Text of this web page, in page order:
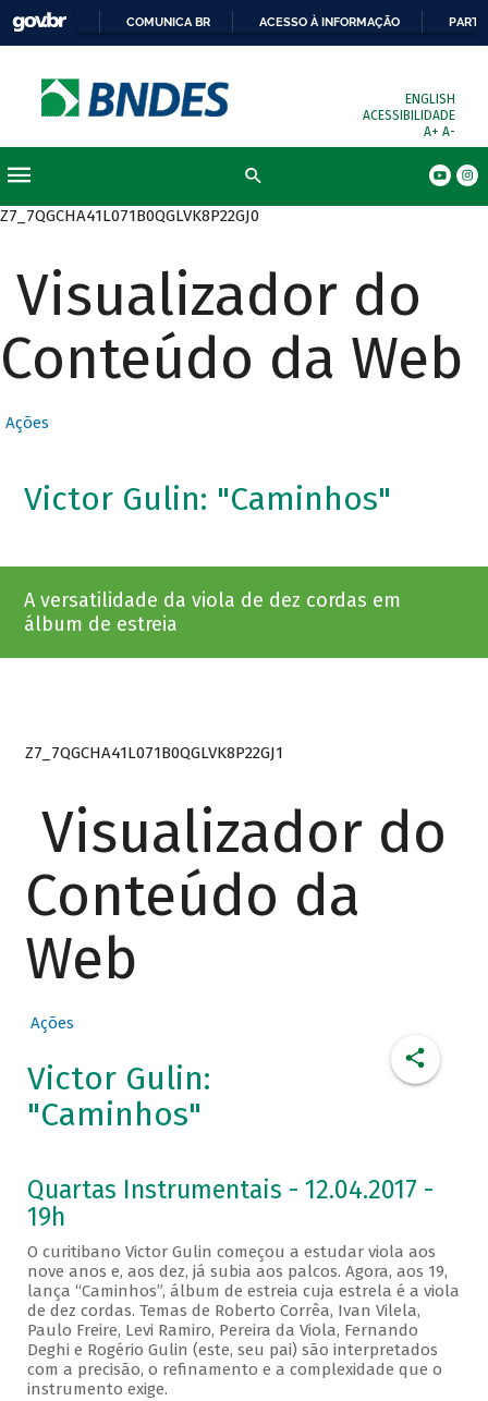
COMUNICA BR ACESSO À INFORMAÇÃO
ENGLISH
ACESSIBILIDADE
A+ A-
Z7_7QGCHA41L071B0QGLVK8P22GJ0
Visualizador do
Conteúdo da Web
Ações
Victor Gulin: "Caminhos"
A versatilidade da viola de dez cordas em
álbum de estreia
Z7_7QGCHA41L071B0QGLVK8P22GJ1
Visualizador do
Conteúdo da
Web
Ações
Victor Gulin:
"Caminhos"
Quartas Instrumentais - 12.04.2017 -
19h
O curitibano Victor Gulin começou a estudar viola aos
nove anos e, aos dez, já subia aos palcos. Agora, aos 19,
lança “Caminhos”, álbum de estreia cuja estrela é a viola
de dez cordas. Temas de Roberto Corrêa, Ivan Vilela,
Paulo Freire, Levi Ramiro, Pereira da Viola, Fernando
Deghi e Rogério Gulin (este, seu pai) são interpretados
com a precisão, o refinamento e a complexidade que o
instrumento exige.